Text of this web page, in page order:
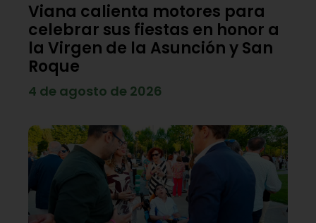
Viana calienta motores para
celebrar sus fiestas en honor a
la Virgen de la Asunción y San
Roque
4 de agosto de 2026